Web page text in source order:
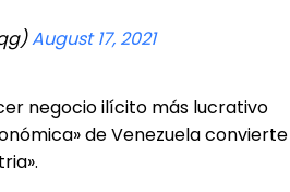
August 17, 2021
negocio ilícito más lucrativo
de Venezuela convierte